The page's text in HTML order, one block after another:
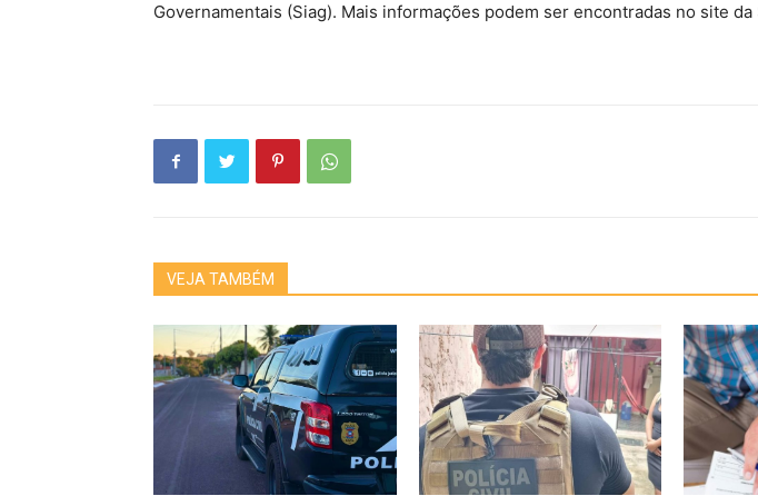
Governamentais (Siag). Mais informações podem ser encontradas no site da
VEJA TAMBÉM